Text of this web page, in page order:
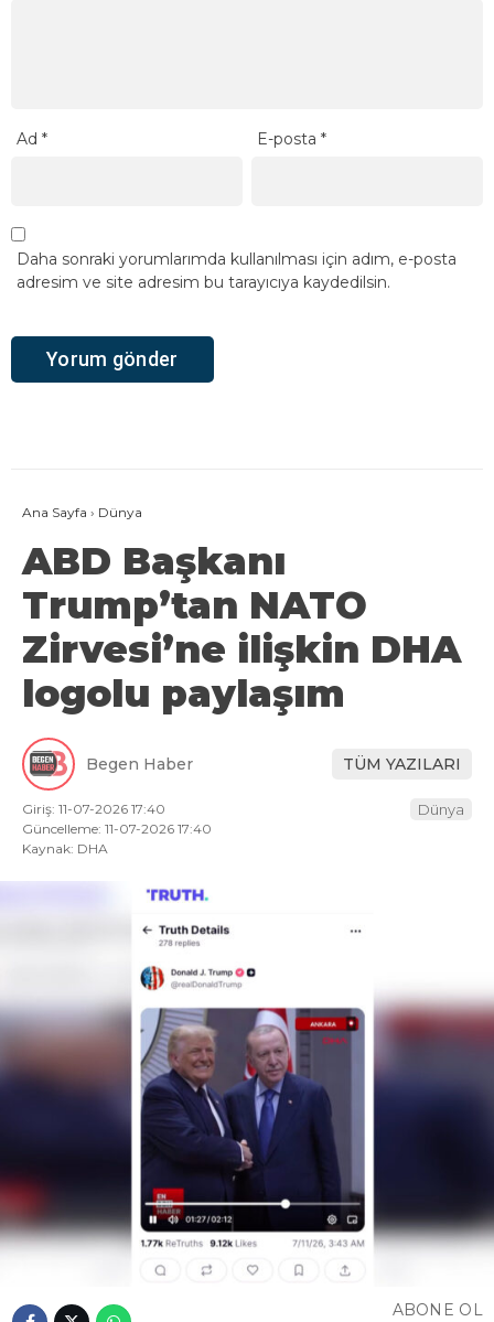
Ad * E-posta*
Daha sonraki yorumlarımda kullanılması için adım, e-posta
adresim ve site adresim bu tarayıcıya kaydedilsin.
Ana Sayfa › Dünya
ABD Başkanı
Trump’tan NATO
Zirvesi’ne ilişkin DHA
logolu paylaşım
Begen Haber TÜM YAZILARI
Giriş: 11-07-2026 17:40
Güncelleme: 11-07-2026 17:40
Kaynak: DHA
Dünya
ABONE OL